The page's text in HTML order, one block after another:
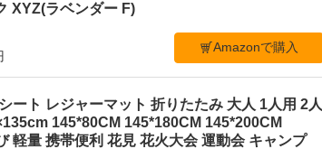
XYZ(ラベンダー F)
Amazonで購入
ート レジャーマット 折りたたみ 大人 1人用 2人
145*80CM 145*180CM 145*200CM
軽量 携帯便利 花見 花火大会 運動会 キャンプ